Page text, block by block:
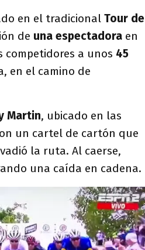
en el tradicional Tour de
de una espectadora en
competidores a unos 45
en el camino de
Martin, ubicado en las
un cartel de cartón que
la ruta. Al caerse,
una caída en cadena.